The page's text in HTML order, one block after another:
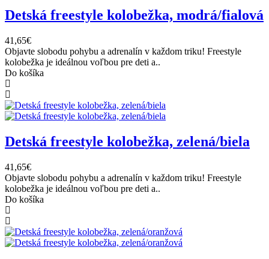
Detská freestyle kolobežka, modrá/fialová
41,65€
Objavte slobodu pohybu a adrenalín v každom triku! Freestyle
kolobežka je ideálnou voľbou pre deti a..
Do košíka
Detská freestyle kolobežka, zelená/biela
41,65€
Objavte slobodu pohybu a adrenalín v každom triku! Freestyle
kolobežka je ideálnou voľbou pre deti a..
Do košíka